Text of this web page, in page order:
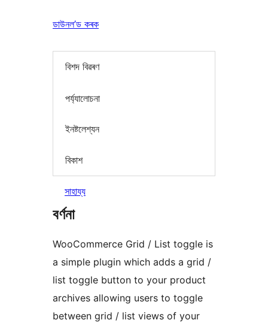
ডাউনল’ড কৰক
বিশদ বিৱৰণ
পৰ্য্যালোচনা
ইনষ্টলেশ্যন
বিকাশ
সাহায্য
বৰ্ণনা
WooCommerce Grid / List toggle is
a simple plugin which adds a grid /
list toggle button to your product
archives allowing users to toggle
between grid / list views of your